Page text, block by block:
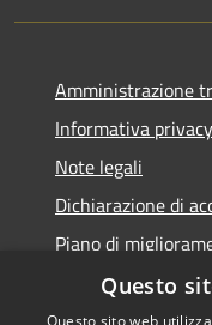
Amministrazione
Informativa privacy
Note legali
Dichiarazione di
Piano di
Questo
Questo sito web